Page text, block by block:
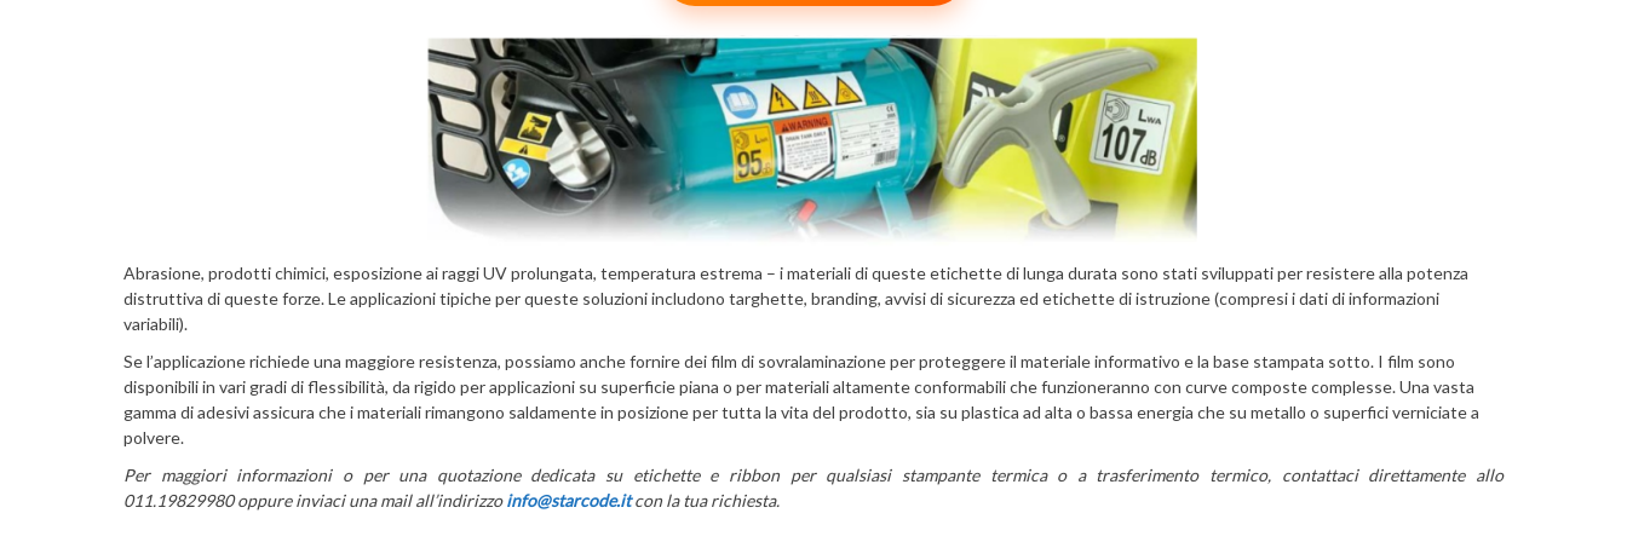
Abrasione, prodotti chimici, esposizione ai raggi UV prolungata, temperatura estrema – i materiali di queste etichette di lunga durata sono stati sviluppati per resistere alla potenza
distruttiva di queste forze. Le applicazioni tipiche per queste soluzioni includono targhette, branding, avvisi di sicurezza ed etichette di istruzione (compresi i dati di informazioni
variabili).
Se l’applicazione richiede una maggiore resistenza, possiamo anche fornire dei film di sovralaminazione per proteggere il materiale informativo e la base stampata sotto. I film sono
disponibili in vari gradi di flessibilità, da rigido per applicazioni su superficie piana o per materiali altamente conformabili che funzioneranno con curve composte complesse. Una vasta
gamma di adesivi assicura che i materiali rimangono saldamente in posizione per tutta la vita del prodotto, sia su plastica ad alta o bassa energia che su metallo o superfici verniciate a
polvere.
Per maggiori informazioni o per una quotazione dedicata su etichette e ribbon per qualsiasi stampante termica o a trasferimento termico, contattaci direttamente allo
011.19829980oppure inviaci una mail all’indirizzoinfo@starcode.itcon la tua richiesta.